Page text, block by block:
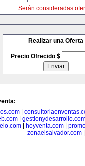
Serán consideradas
Realizar una Oferta
Precio Ofrecido $
gestionydesarrollo.com
hoyventa.com
zonaelsalvador.com|